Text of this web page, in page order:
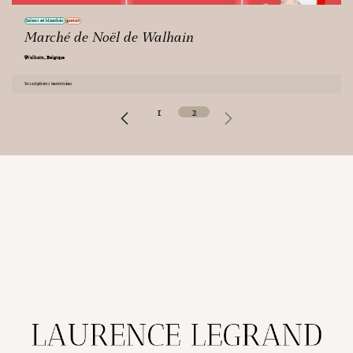
Salons et Marchés gratuit
Marché de Noël de Walhain
Walhain ,Belgique
Inscriptions terminées
1 2